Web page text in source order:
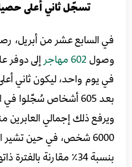
تسجّل ثاني أعلى حصيلة
في السابع عشر من أبريل،
وصول602 مهاجر
إلى دوفر
في يوم واحد، ليكون ثاني
بعد 605 أشخاص
6000 شخص، في حين تشير
بنسبة 34٪ مقارنة بالفترة ذاتها من العام الماضي.